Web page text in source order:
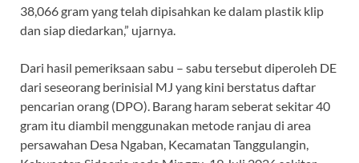
38,066 gram yang telah dipisahkan ke dalam plastik klip
dan siap diedarkan,” ujarnya.
Dari hasil pemeriksaan sabu – sabu tersebut diperoleh DE
dari seseorang berinisial MJ yang kini berstatus daftar
pencarian orang (DPO). Barang haram seberat sekitar 40
gram itu diambil menggunakan metode ranjau di area
persawahan Desa Ngaban, Kecamatan Tanggulangin,